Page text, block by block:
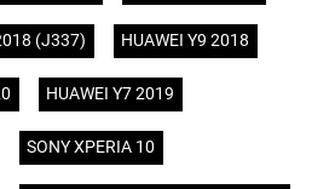
(J337) HUAWEI Y9 2018
HUAWEI Y7 2019
SONY XPERIA 10